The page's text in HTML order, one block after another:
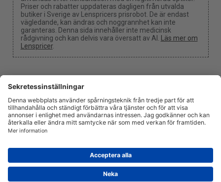
Priser och rabatter uppdateras dagligen från utvalda
butiker i Sverige av Lenspricers prisrobot. De är endast
vägledande, kan ändras och noggrannhet kan inte
garanteras. Denna sida innehåller inte medicinsk
rådgivning och kan delvis vara översatt av AI. Läs mer om
Lenspricer.
Cookie-inställningar
Vi kan få en provision om du använder en av våra länkar
Om ossNyheterInformationIntegritetspolicyJuridisk
info@lenspricer.se
DK44428156